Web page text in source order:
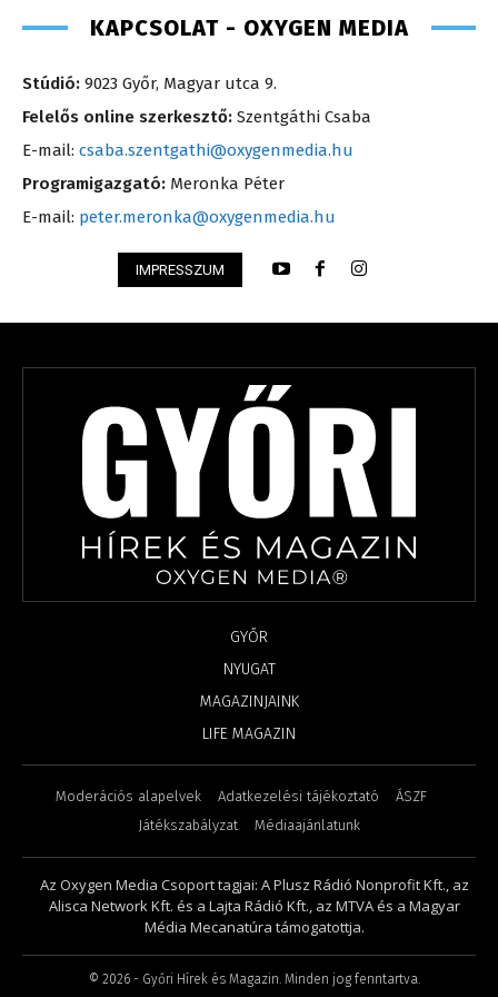
KAPCSOLAT - OXYGEN MEDIA
Stúdió: 9023 Győr, Magyar utca 9.
Felelős online szerkesztő: Szentgáthi Csaba
E-mail: csaba.szentgathi@oxygenmedia.hu
Programigazgató: Meronka Péter
E-mail: peter.meronka@oxygenmedia.hu
IMPRESSZUM
GYŐR
NYUGAT
MAGAZINJAINK
LIFE MAGAZIN
Moderációs alapelvek Adatkezelési tájékoztató
ÁSZF
Játékszabályzat
Médiaajánlatunk
Az Oxygen Media Csoport tagjai: A Plusz Rádió Nonprofit Kft., az
Alisca Network Kft. és a Lajta Rádió Kft., az MTVA és a Magyar
Média Mecanatúra támogatottja.
© 2026 - Győri Hírek és Magazin. Minden jog fenntartva.